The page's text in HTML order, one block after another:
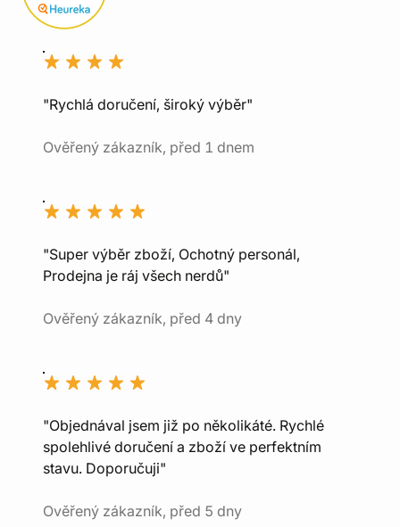
"Rychlá doručení, široký výběr"
Ověřený zákazník, před 1 dnem
"Super výběr zboží, Ochotný personál,
Prodejna je ráj všech nerdů"
Ověřený zákazník, před 4 dny
"Objednával jsem již po několikáté. Rychlé
spolehlivé doručení a zboží ve perfektním
stavu. Doporučuji"
Ověřený zákazník, před 5 dny